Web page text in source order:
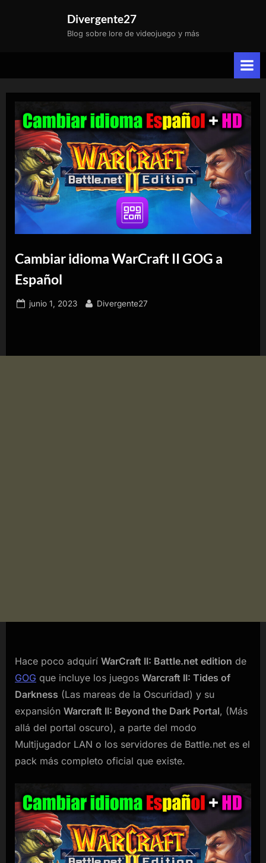
Divergente27
Blog sobre lore de videojuego y más
Cambiar idioma WarCraft II GOG a
Español
Publicado
junio 1, 2023 Por
Divergente27
Hace poco adquirí WarCraft II: Battle.net edition de
GOG que incluye los juegos Warcraft II: Tides of
Darkness (Las mareas de la Oscuridad) y su
expansión Warcraft II: Beyond the Dark Portal, (Más
allá del portal oscuro), a parte del modo
Multijugador LAN o los servidores de Battle.net es el
pack más completo oficial que existe.